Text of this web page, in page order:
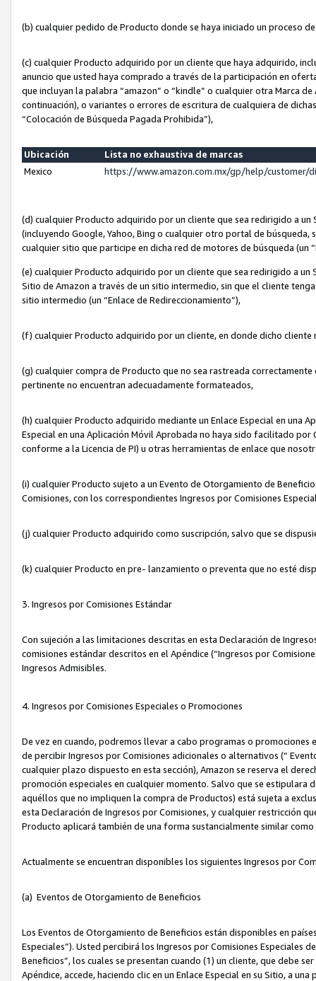
(b) cualquier pedido de Producto donde se haya iniciado un proceso
(c) cualquier Producto adquirido por un cliente que haya adquirido,
anuncio que usted haya comprado a través de la participación en
que incluyan la palabra “amazon” o “kindle” o cualquier otra Marca
continuación), o variantes o errores de escritura de cualquiera de
“Colocación de Búsqueda Pagada Prohibida”),
Ubicación
Lista no exhaustiva de marcas
Mexico
https://www.amazon.com.mx/gp/help/customer/
(d) cualquier Producto adquirido por un cliente que sea redirigido a
(incluyendo Google, Yahoo, Bing o cualquier otro portal de
cualquier sitio que participe en dicha red de motores de búsqueda (un
(e) cualquier Producto adquirido por un cliente que sea redirigido a un
Sitio de Amazon a través de un sitio intermedio, sin que el cliente
sitio intermedio (un “Enlace de Redireccionamiento”),
(f) cualquier Producto adquirido por un cliente, en donde dicho
(g) cualquier compra de Producto que no sea rastreada
pertinente no encuentran adecuadamente formateados,
(h) cualquier Producto adquirido mediante un Enlace Especial en una
Especial en una Aplicación Móvil Aprobada no haya sido facilitado
conforme a la Licencia de PI) u otras herramientas de enlace que
(i) cualquier Producto sujeto a un Evento de Otorgamiento de
Comisiones, con los correspondientes Ingresos por Comisiones
(j) cualquier Producto adquirido como suscripción, salvo que se
(k) cualquier Producto en pre- lanzamiento o preventa que no esté
3. Ingresos por Comisiones Estándar
Con sujeción a las limitaciones descritas en esta Declaración de
comisiones estándar descritos en el Apéndice (“Ingresos por
Ingresos Admisibles.
4. Ingresos por Comisiones Especiales o Promociones
De vez en cuando, podremos llevar a cabo programas o
de percibir Ingresos por Comisiones adicionales o alternativos (“
cualquier plazo dispuesto en esta sección), Amazon se reserva el
promoción especiales en cualquier momento. Salvo que se
aquéllos que no impliquen la compra de Productos) está sujeta a
esta Declaración de Ingresos por Comisiones, y cualquier restricción
Producto aplicará también de una forma sustancialmente similar
Actualmente se encuentran disponibles los siguientes Ingresos por
(a) Eventos de Otorgamiento de Beneficios
Los Eventos de Otorgamiento de Beneficios están disponibles en
Especiales”). Usted percibirá los Ingresos por Comisiones Especiales
Beneficios”, los cuales se presentan cuando (1) un cliente, que debe
Apéndice, accede, haciendo clic en un Enlace Especial en su Sitio, a